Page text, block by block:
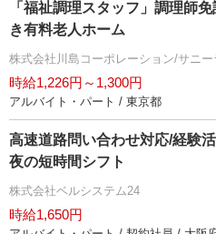
「福祉調理スタッフ」調理師
き有料老人ホーム
株式会社川島コーポレーション/サニー
時給1,226円～1,300円
アルバイト・パート / 東京都
高速道路問い合わせ対応/経験
夜の短時間シフト
株式会社ベルシステム24
時給1,650円